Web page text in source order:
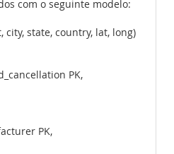
com o seguinte modelo:
city, state, country, lat, long)
PK,
PK,